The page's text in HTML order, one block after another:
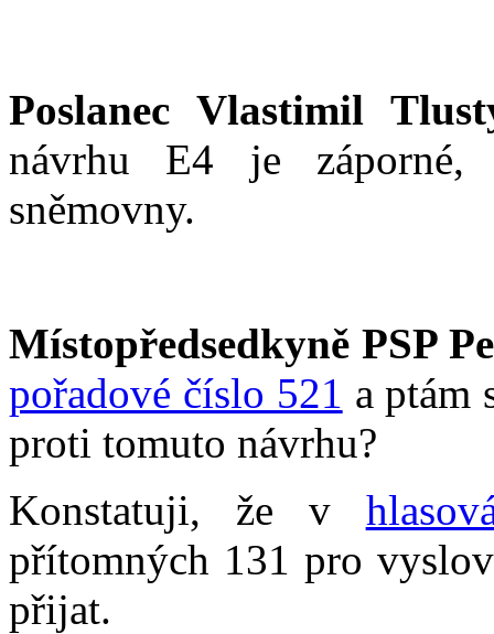
Poslanec Vlastimil
návrhu E4 je záporné,
sněmovny.
Místopředsedkyně PSP
pořadové číslo 521 a ptám
proti tomuto návrhu?
Konstatuji, že v
přítomných 131 pro
přijat.